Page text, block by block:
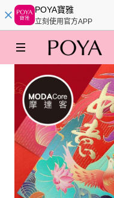
POYA寶雅
立刻使用官方APP